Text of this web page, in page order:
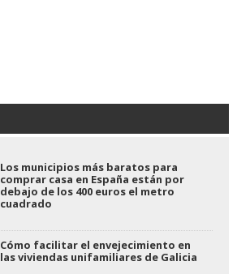
Los municipios más baratos para
comprar casa en España están por
debajo de los 400 euros el metro
cuadrado
Cómo facilitar el envejecimiento en
las viviendas unifamiliares de Galicia